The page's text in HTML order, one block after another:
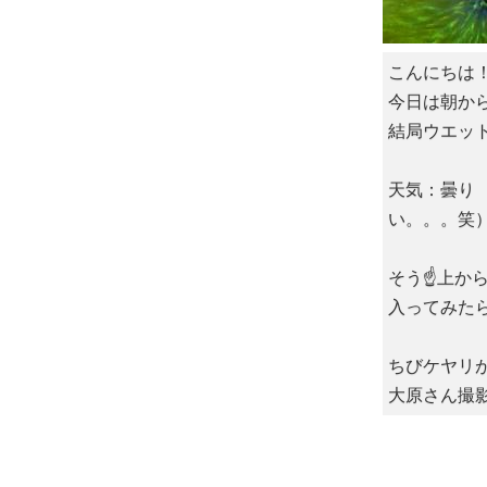
こんにちは
今日は朝か
結局ウエッ
天気：曇り
い。。。笑
そう☝️上か
入ってみた
ちびケヤリ
大原さん撮